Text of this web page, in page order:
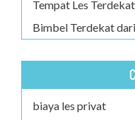
Tempat Les
Bimbel Terdekat
biaya les privat